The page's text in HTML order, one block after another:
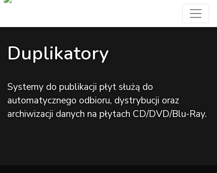
Duplikatory
Systemy do publikacji płyt służą do
automatycznego odbioru, dystrybucji oraz
archiwizacji danych na płytach CD/DVD/Blu-Ray.